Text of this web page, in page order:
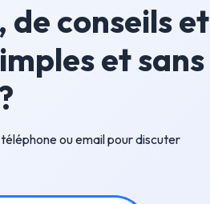
de conseils et
et sans
ou email pour discuter